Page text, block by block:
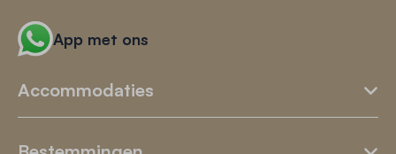
App met ons
Accommodaties